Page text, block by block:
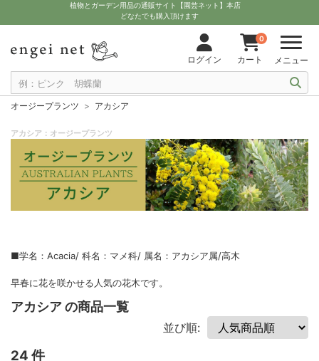
植物とガーデン用品の通販サイト【園芸ネット】本店
どなたでも購入頂けます
ログイン
0
カート メニュー
オージープランツ アカシア
アカシア：オージープランツ
■学名：Acacia/ 科名：マメ科/ 属名：アカシア属/高木
早春に花を咲かせる人気の花木です。
アカシア の商品一覧
並び順:
24 件